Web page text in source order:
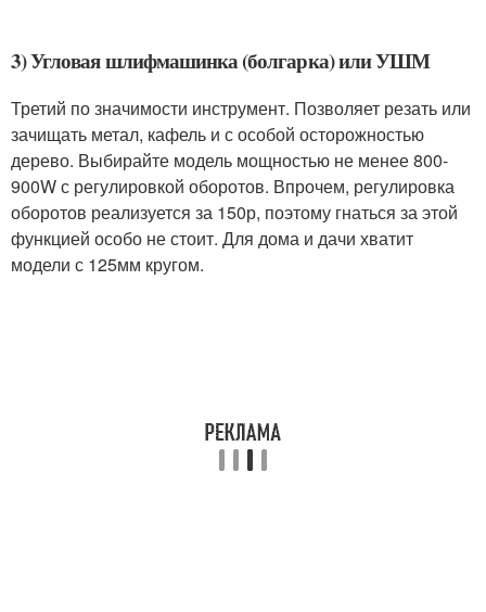
3) Угловая шлифмашинка (болгарка) или УШМ
Третий по значимости инструмент. Позволяет резать или
зачищать метал, кафель и с особой осторожностью
дерево. Выбирайте модель мощностью не менее 800-
900W с регулировкой оборотов. Впрочем, регулировка
оборотов реализуется за 150р, поэтому гнаться за этой
функцией особо не стоит. Для дома и дачи хватит
модели с 125мм кругом.